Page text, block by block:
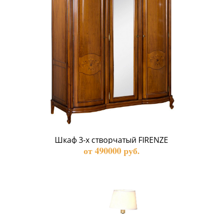
Шкаф 3-х створчатый FIRENZE
от 490000 руб.